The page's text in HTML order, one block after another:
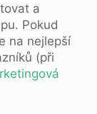
a
Pokud
na nejlepší
(při